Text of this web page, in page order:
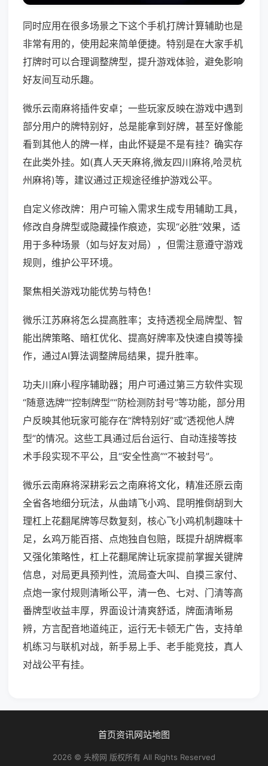
同时应用在很多场景之下这个手机打牌计算辅助也是
非常有用的，使用起来简单便捷。特别是在大家手机
打牌时可以合理调整牌型，提升游戏体验，避免影响
好友间互动乐趣。
微乐云南麻将插件安卓；一些玩家反映在游戏中遇到
部分用户的牌特别好，总是能拿到好牌，甚至好像能
看到其他人的牌一样，由此怀疑是不是有挂？确实存
在此类外挂。如(真人天天麻将,微友四川麻将,哈灵杭
州麻将)等，建议通过正规途径维护游戏公平。
自定义修改牌：用户可输入需求生成专用辅助工具，
修改自身牌型或隐藏操作痕迹，实现“必胜”效果，适
用于多种场景（如与好友对局），但需注意遵守游戏
规则，维护公平环境。
聚焦相关游戏功能优势与特色！
微乐江苏麻将怎么提高胜率；支持透视全局牌型、智
能出牌策略、暗杠优化、提高好牌率及快速自摸等操
作，通过AI算法调整牌局结果，提升胜率。
功夫川麻小程序辅助器；用户可通过第三方软件实现
“随意选牌”“控制牌型”“防检测防封号”等功能，部分用
户反映其他玩家可能存在“牌特别好”或“透视他人牌
型”的情况。这些工具通过后台运行、自动连接等技
术手段实现不平公，且“安全性高”“不被封号”。
微乐云南麻将深耕彩云之南麻将文化，精准还原云南
全省各地细分玩法，从曲靖飞小鸡、昆明推倒胡到大
理杠上花翻尾牌等尽数复刻，核心飞小鸡机制趣味十
足，幺鸡万能百搭、点炮独自包赔，既提升胡牌概率
又强化策略性，杠上花翻尾牌让玩家提前掌握关键牌
信息，对局更具预判性，流局查大叫、自摸三家付、
点炮一家付规则清晰公平，清一色、七对、门清等高
番牌型收益丰厚，界面设计清爽舒适，牌面清晰易
辨，方言配音地道纯正，运行无卡顿无广告，支持单
机练习与联机对战，新手易上手、老手能竞技，真人
对战公平有挂。
首页资讯网站地图
2026 © 头榜网 版权所有 All Rights Reserved